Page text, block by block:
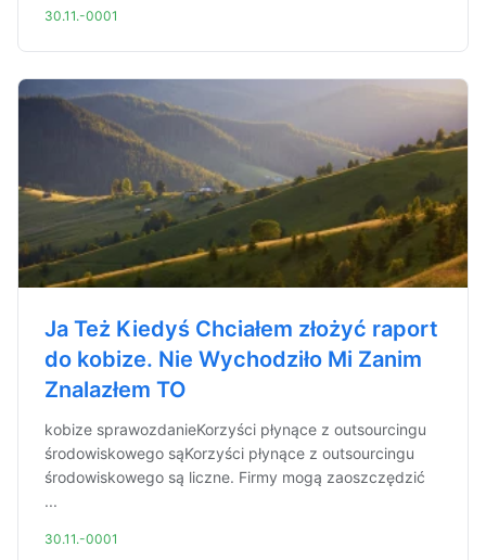
30.11.-0001
Ja Też Kiedyś Chciałem złożyć raport
do kobize. Nie Wychodziło Mi Zanim
Znalazłem TO
kobize sprawozdanieKorzyści płynące z outsourcingu
środowiskowego sąKorzyści płynące z outsourcingu
środowiskowego są liczne. Firmy mogą zaoszczędzić
...
30.11.-0001